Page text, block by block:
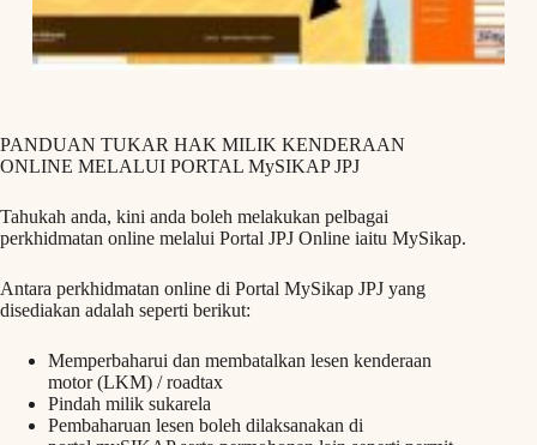
PANDUAN TUKAR HAK MILIK KENDERAAN
ONLINE MELALUI PORTAL MySIKAP JPJ
Tahukah anda, kini anda boleh melakukan pelbagai
perkhidmatan online melalui Portal JPJ Online iaitu MySikap.
Antara perkhidmatan online di Portal MySikap JPJ yang
disediakan adalah seperti berikut:
Memperbaharui dan membatalkan lesen kenderaan
motor (LKM) / roadtax
Pindah milik sukarela
Pembaharuan lesen boleh dilaksanakan di